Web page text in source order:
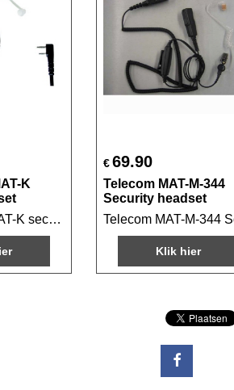
K
Telecom JD-MAT-K security headset Geschikt voor portofoons met KENWOOD aansluiting
€69.90
Telecom MAT-M-344
Security headset
Klik hier